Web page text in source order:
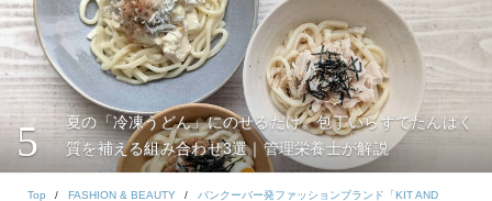
5
夏の「冷凍うどん」にのせるだけ。包丁いらずでたんぱく
質を補える組み合わせ3選｜管理栄養士が解説
Top FASHION & BEAUTY
バンクーバー発ファッションブランド「KIT AND